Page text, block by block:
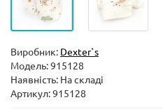
Виробник: Dexter`s
Модель:915128
Наявність: На складі
Артикул: 915128